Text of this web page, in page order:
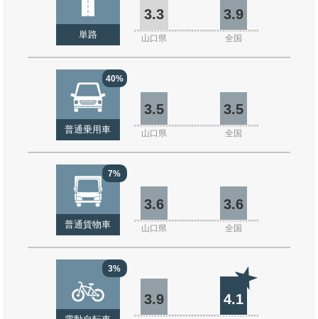
単路
3.3 3.9
山口県 全国
40%
普通乗用車
3.5 3.5
山口県 全国
7%
普通貨物車
3.6 3.6
山口県 全国
3%
3.9 4.1